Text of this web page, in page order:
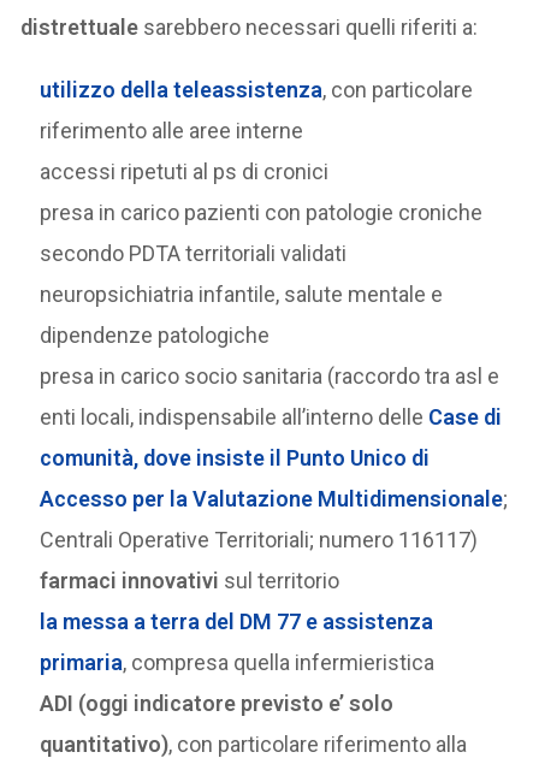
distrettuale sarebbero necessari quelli riferiti a:
utilizzo dellateleassistenza, con particolare
riferimento alle aree interne
accessi ripetuti al ps di cronici
presa in carico pazienti con patologie croniche
secondo PDTA territoriali validati
neuropsichiatria infantile, salute mentale e
dipendenze patologiche
presa in carico socio sanitaria (raccordo tra asl e
enti locali, indispensabile all’interno delle Case di
comunità, dove insiste il Punto Unico di
Accesso per la Valutazione Multidimensionale;
Centrali Operative Territoriali; numero 116117)
farmaci innovativi sul territorio
la messa a terra del DM 77 e assistenza
primaria, compresa quella infermieristica
ADI (oggi indicatore previsto e’ solo
quantitativo), con particolare riferimento alla